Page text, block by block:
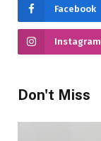
Facebook
Instagram
Don't Miss